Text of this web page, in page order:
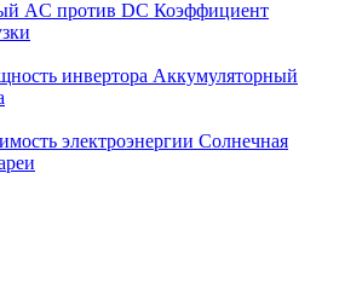
AC против DC Коэффициент
инвертора Аккумуляторный
электроэнергии Солнечная